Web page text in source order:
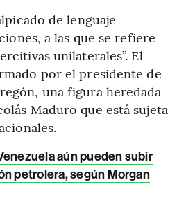
de lenguaje
a las que se refiere
unilaterales”. El
por el presidente de
una figura heredada
Maduro que está sujeta
aún pueden subir
petrolera, según Morgan